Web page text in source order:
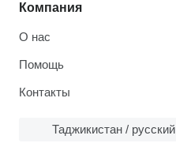
Компания
О нас
Помощь
Контакты
Таджикистан / русский